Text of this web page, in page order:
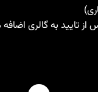
از تایید به گالری